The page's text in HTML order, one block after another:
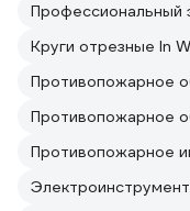
Профессиональный
Круги отрезные In
Противопожарное
Противопожарное
Противопожарное